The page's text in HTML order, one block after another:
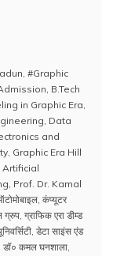
, #Graphic
, B.Tech
in Graphic Era,
, Data
and
, Graphic Era Hill
Artificial
, Prof. Dr. Kamal
, कंप्यूटर
ग्रुप, ग्राफिक एरा डीम्ड
, डेटा साइंस एंड
डॉ० कमल घनशाला,